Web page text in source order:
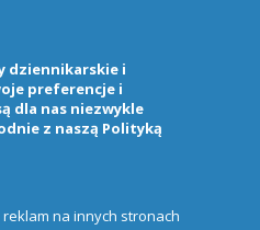
dziennikarskie i
preferencje i
dla nas niezwykle
z naszą Polityką
na innych stronach